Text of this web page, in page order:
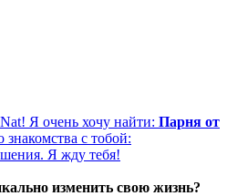
Я очень хочу найти: Парня от
знакомства с тобой:
Я жду тебя!
изменить свою жизнь?